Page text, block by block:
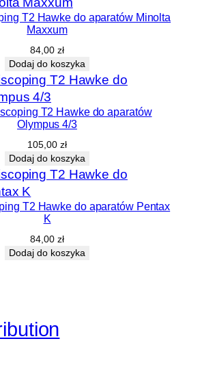
T2 Hawke do aparatów Minolta
Maxxum
84,00 zł
Dodaj do koszyka
T2 Hawke do aparatów
Olympus 4/3
105,00 zł
Dodaj do koszyka
T2 Hawke do aparatów Pentax
K
84,00 zł
Dodaj do koszyka